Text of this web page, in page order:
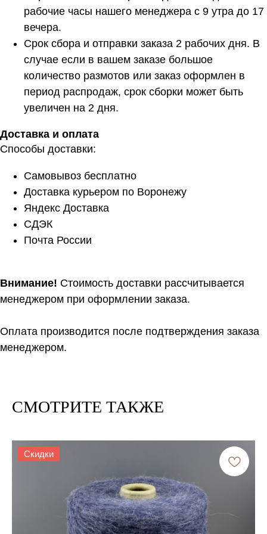
рабочие часы нашего менеджера с 9 утра до 17
вечера.
Срок сбора и отправки заказа 2 рабочих дня. В
случае если в вашем заказе большое
количество размотов или заказ оформлен в
период распродаж, срок сборки может быть
увеличен на 2 дня.
Доставка и оплата
Способы доставки:
Самовывоз бесплатно
Доставка курьером по Воронежу
Яндекс Доставка
СДЭК
Почта России
Внимание! Стоимость доставки рассчитывается
менеджером при оформлении заказа.
Оплата производится после подтверждения заказа
менеджером.
СМОТРИТЕ ТАКЖЕ
Скидки
Расчет метража 2 артикула